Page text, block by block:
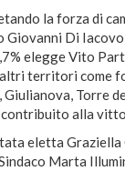
la forza di
Giovanni Di
elegge Vito
territori come
Giulianova, Torre
alla
eletta
Marta